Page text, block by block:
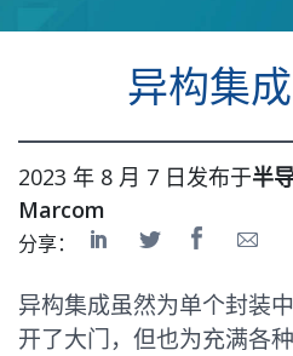
异构集
2023 年 8 月 7 日发布于半
Marcom
分享：
异构集成虽然为单个封装
开了大门，但也为充满各